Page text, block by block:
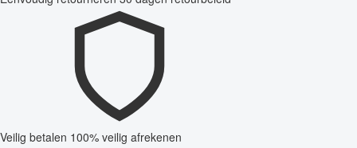
Veilig betalen 100% veilig afrekenen